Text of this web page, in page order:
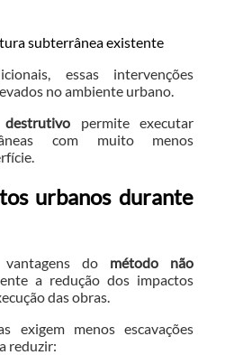
subterrânea existente
essas intervenções
no ambiente urbano.
permite executar
com muito menos
urbanos durante
do método não
a redução dos impactos
das obras.
exigem menos escavações
reduzir: